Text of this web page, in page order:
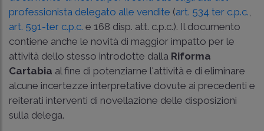
professionista delegato alle vendite (art. 534 ter c.p.c.
art. 591-ter c.p.c. e 168 disp. att. c.p.c.). Il documento
contiene anche le novità di maggior impatto per le
attività dello stesso introdotte dalla Riforma
Cartabia al fine di potenziarne l'attività e di eliminare
alcune incertezze interpretative dovute ai precedenti e
reiterati interventi di novellazione delle disposizioni
sulla delega.